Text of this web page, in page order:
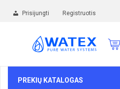
Prisijungti Registruotis
PREKIŲ KATALOGAS